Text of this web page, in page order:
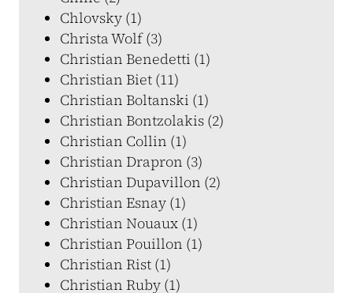
Chlovsky (1)
Christa Wolf (3)
Christian Benedetti (1)
Christian Biet (11)
Christian Boltanski (1)
Christian Bontzolakis (2)
Christian Collin (1)
Christian Drapron (3)
Christian Dupavillon (2)
Christian Esnay (1)
Christian Nouaux (1)
Christian Pouillon (1)
Christian Rist (1)
Christian Ruby (1)